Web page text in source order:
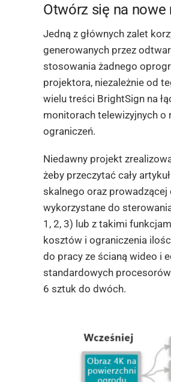
Otwórz się na
Jedną z głównych zalet
generowanych przez
stosowania żadnego
projektora, niezależnie od
wielu treści BrightSign na
monitorach telewizyjnych o
ograniczeń.
Niedawny projekt
żeby przeczytać cały
skalnego oraz prowadzącej
wykorzystane do
1, 2, 3) lub z takimi
kosztów i ograniczenia
do pracy ze ścianą wideo i
standardowych
6 sztuk do dwóch.